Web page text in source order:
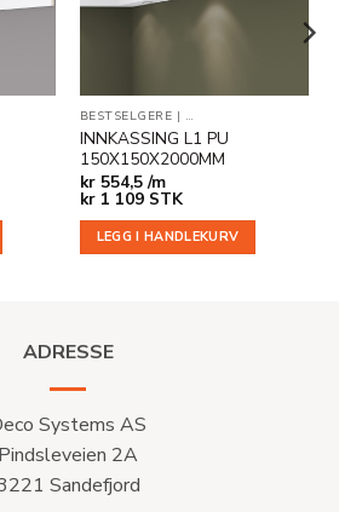
BESTSELGERE | INDIREKTE BELYSNING
INNKASSING L1 PU
150X150X2000MM
kr554,5 /m
kr1 109 STK
LEGG I HANDLEKURV
ADRESSE
Systems AS
Pindsleveien 2A
Sandefjord